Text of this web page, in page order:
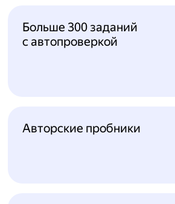
Больше 300 заданий
с автопроверкой
Авторские пробники